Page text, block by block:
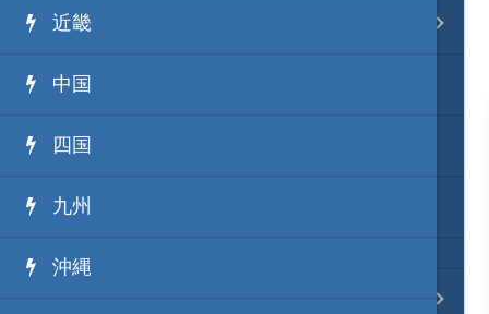
近畿
中国
四国
九州
沖縄
逸話 分類一覧
戦国ニュース
寺社・城・庭園ニュース
信長の野望ニュース